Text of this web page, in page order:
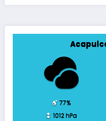
77%
1012 hPa